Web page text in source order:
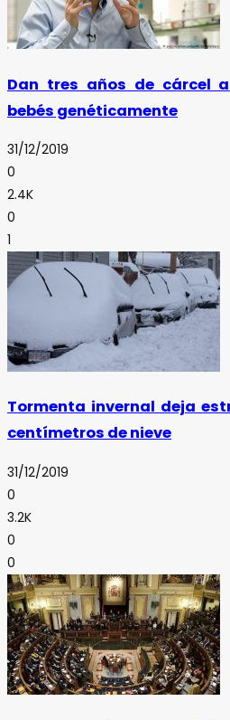
Dan tres años de cárcel
bebés genéticamente
31/12/2019
0
2.4K
0
1
Tormenta invernal deja
centímetros de nieve
31/12/2019
0
3.2K
0
0